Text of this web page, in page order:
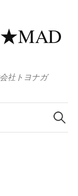
社トヨナガ
検
索: